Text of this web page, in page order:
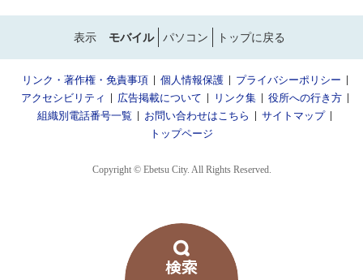
表示 モバイル パソコン トップに戻る
リンク・著作権・免責事項 個人情報保護
プライバシーポリシー
アクセシビリティ
広告掲載について リンク集
役所への行き方
組織別電話番号一覧
お問い合わせはこちら
サイトマップ
トップページ
Copyright © Ebetsu City. All Rights Reserved.